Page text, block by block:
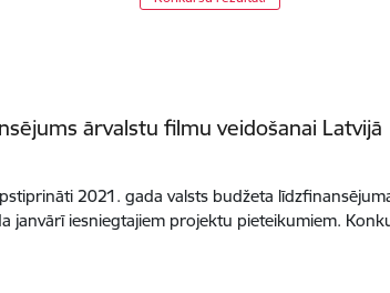
ārvalstu filmu veidošanai Latvijā
2021. gada valsts budžeta
janvārī iesniegtajiem projektu pieteikumiem.